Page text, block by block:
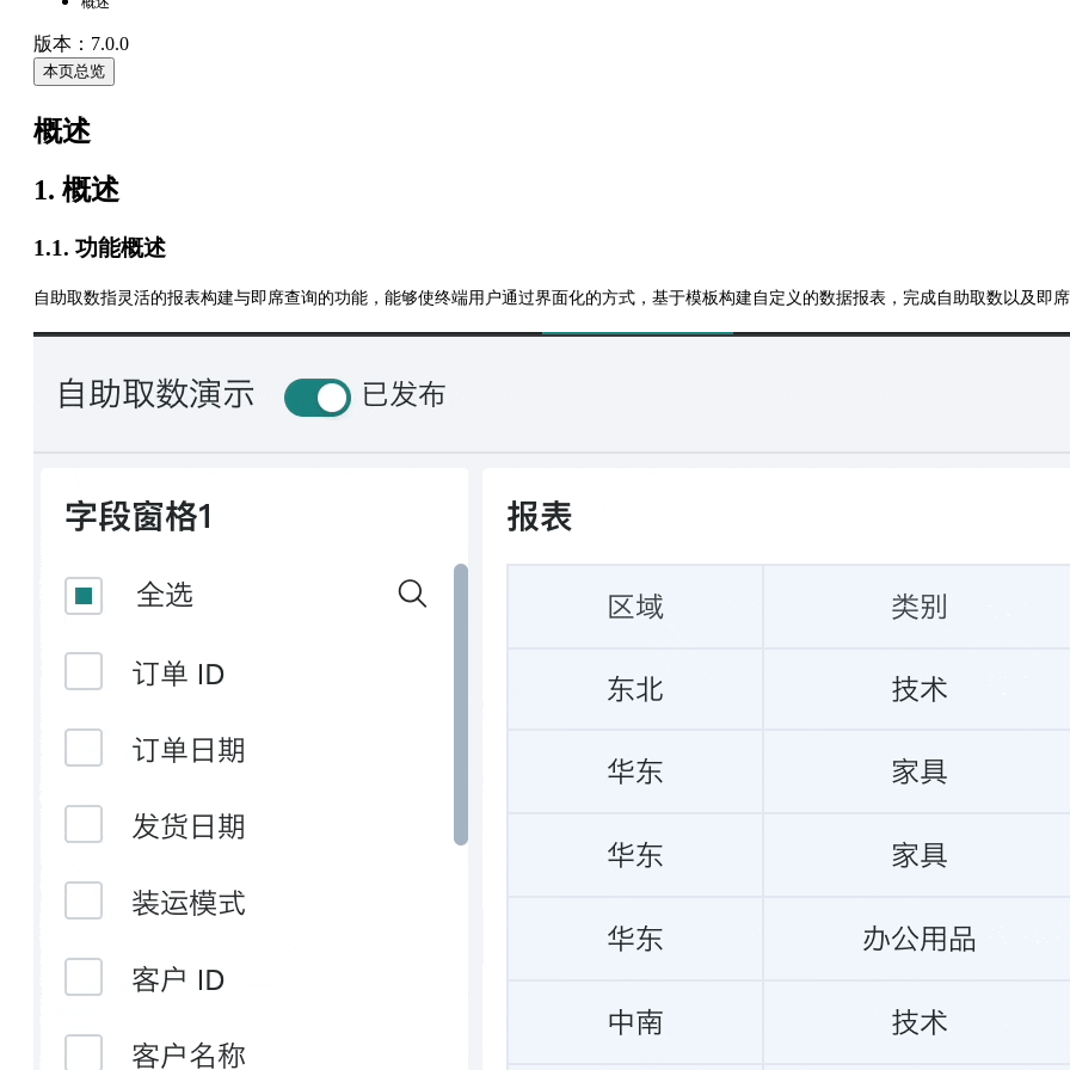
版本：7.0.0
本页总览
概述
1. 概述
1.1. 功能概述
自助取数指灵活的报表构建与即席查询的功能，能够使终端用户通过界面化的方式，基于模板构建自定义的数据报表，完成自助取数以及即